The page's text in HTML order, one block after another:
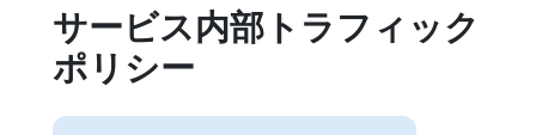
サービス内部トラフィック
ポリシー